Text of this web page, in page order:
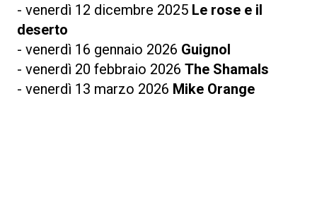
- venerdì 12 dicembre 2025 Le rose e il
deserto
- venerdì 16 gennaio 2026 Guignol
- venerdì 20 febbraio 2026 The Shamals
- venerdì 13 marzo 2026 Mike Orange